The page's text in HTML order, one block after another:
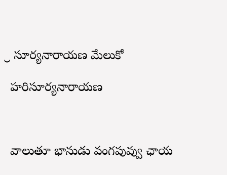
శ్రీ సూర్యనారాయణ మేలుకో
హరిసూర్యనారాయణ
వాలుతూ భానుడు వంగపువ్వు ఛాయ